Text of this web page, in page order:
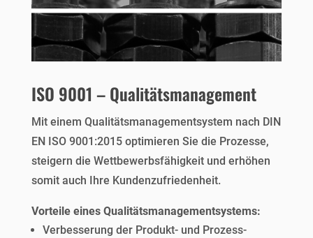
ISO 9001 – Qualitätsmanagement
Mit einem Qualitätsmanagementsystem nach DIN
EN ISO 9001:2015 optimieren Sie die Prozesse,
steigern die Wettbewerbsfähigkeit und erhöhen
somit auch Ihre Kundenzufriedenheit.
Vorteile eines Qualitätsmanagementsystems:
Verbesserung der Produkt- und Prozess-